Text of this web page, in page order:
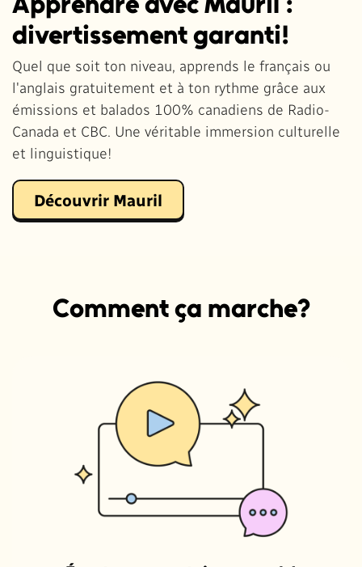
divertissement garanti!
Quel que soit ton niveau, apprends le français ou
l'anglais gratuitement et à ton rythme grâce aux
émissions et balados 100% canadiens de Radio-
Canada et CBC. Une véritable immersion culturelle
et linguistique!
Découvrir Mauril
Comment ça marche?